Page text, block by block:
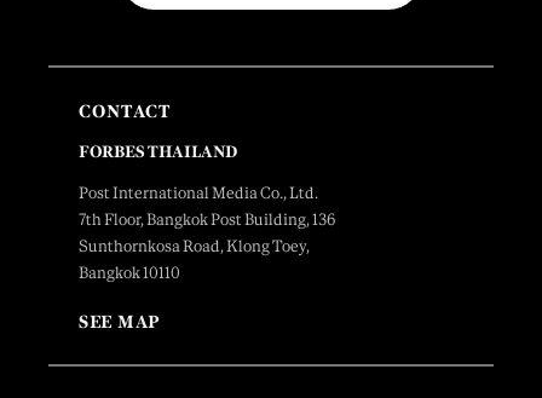
CONTACT
FORBES THAILAND
Post International Media Co., Ltd.
7th Floor, Bangkok Post Building, 136
Sunthornkosa Road, Klong Toey,
Bangkok 10110
SEE MAP